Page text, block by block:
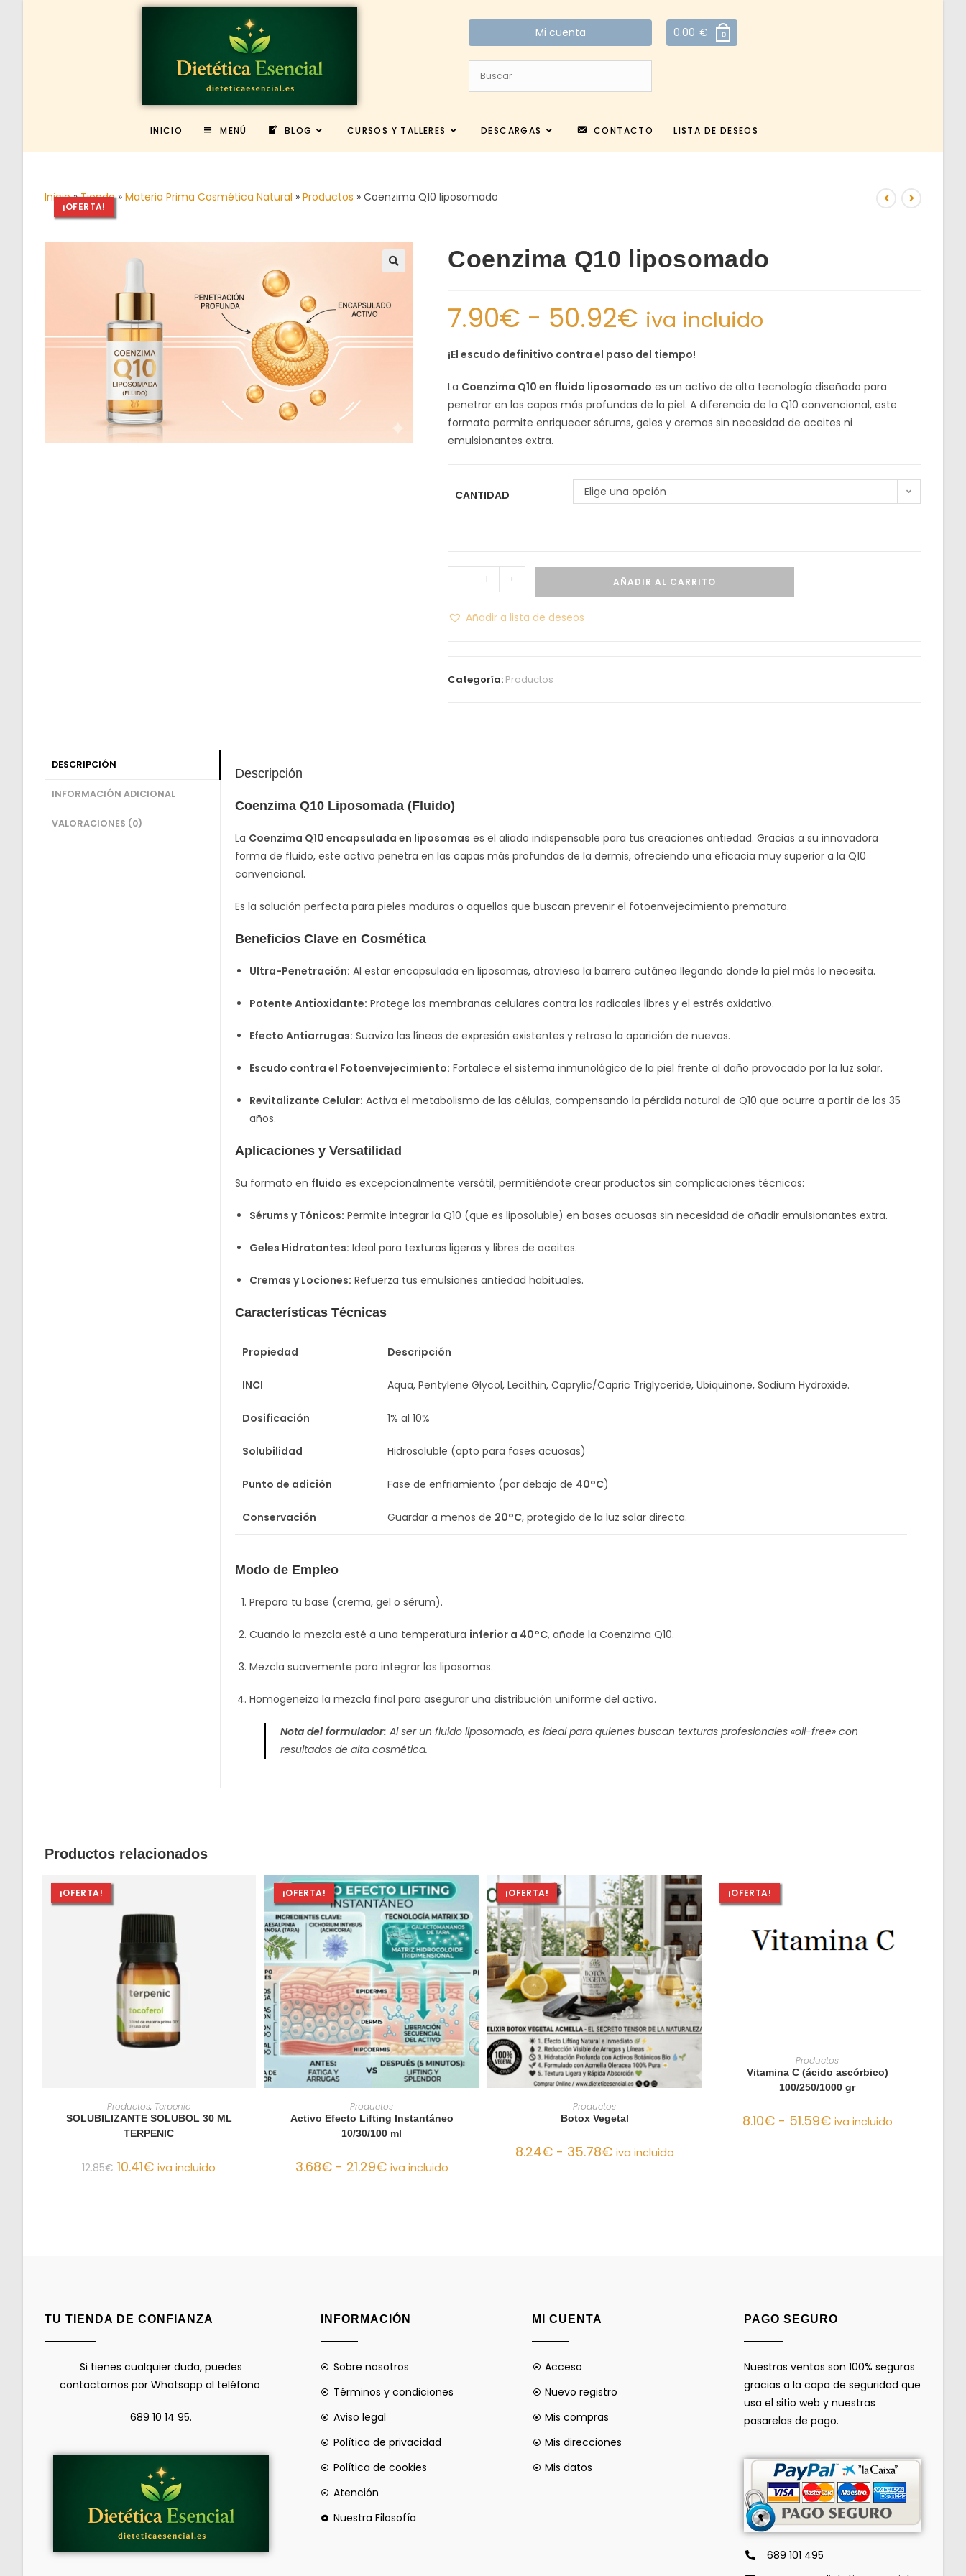
Mi cuenta 0.00 € 0
INICIO MENÚ BLOG CURSOS Y TALLERES DESCARGAS CONTACTO LISTA DE DESEOS
Inicio»Tienda» Materia Prima Cosmética Natural » Productos » Coenzima Q10 liposomado
¡OFERTA!
Coenzima Q10 liposomado
7.90€ - 50.92€ iva incluido
¡El escudo definitivo contra el paso del tiempo!
La Coenzima Q10 en fluido liposomado es un activo de alta tecnología diseñado para
penetrar en las capas más profundas de la piel. A diferencia de la Q10 convencional, este
formato permite enriquecer sérums, geles y cremas sin necesidad de aceites ni
emulsionantes extra.
CANTIDAD Elige una opción
- + AÑADIR AL CARRITO
Añadir a lista de deseos
Categoría: Productos
DESCRIPCIÓN
INFORMACIÓN ADICIONAL
VALORACIONES (0)
Descripción
Coenzima Q10 Liposomada (Fluido)
La Coenzima Q10 encapsulada en liposomas es el aliado indispensable para tus creaciones antiedad. Gracias a su innovadora
forma de fluido, este activo penetra en las capas más profundas de la dermis, ofreciendo una eficacia muy superior a la Q10
convencional.
Es la solución perfecta para pieles maduras o aquellas que buscan prevenir el fotoenvejecimiento prematuro.
Beneficios Clave en Cosmética
Ultra-Penetración: Al estar encapsulada en liposomas, atraviesa la barrera cutánea llegando donde la piel más lo necesita.
Potente Antioxidante: Protege las membranas celulares contra los radicales libres y el estrés oxidativo.
Efecto Antiarrugas: Suaviza las líneas de expresión existentes y retrasa la aparición de nuevas.
Escudo contra el Fotoenvejecimiento: Fortalece el sistema inmunológico de la piel frente al daño provocado por la luz solar.
Revitalizante Celular: Activa el metabolismo de las células, compensando la pérdida natural de Q10 que ocurre a partir de los 35
años.
Aplicaciones y Versatilidad
Su formato en fluido es excepcionalmente versátil, permitiéndote crear productos sin complicaciones técnicas:
Sérums y Tónicos: Permite integrar la Q10 (que es liposoluble) en bases acuosas sin necesidad de añadir emulsionantes extra.
Geles Hidratantes: Ideal para texturas ligeras y libres de aceites.
Cremas y Lociones: Refuerza tus emulsiones antiedad habituales.
Características Técnicas
Propiedad Descripción
INCI Aqua, Pentylene Glycol, Lecithin, Caprylic/Capric Triglyceride, Ubiquinone, Sodium Hydroxide.
Dosificación 1% al 10%
Solubilidad Hidrosoluble (apto para fases acuosas)
Punto de adición Fase de enfriamiento (por debajo de 40°C)
Conservación Guardar a menos de 20°C, protegido de la luz solar directa.
Modo de Empleo
Prepara tu base (crema, gel o sérum).
Cuando la mezcla esté a una temperatura inferior a 40°C, añade la Coenzima Q10.
Mezcla suavemente para integrar los liposomas.
Homogeneiza la mezcla final para asegurar una distribución uniforme del activo.
Nota del formulador: Al ser un fluido liposomado, es ideal para quienes buscan texturas profesionales «oil-free» con
resultados de alta cosmética.
Productos relacionados
¡OFERTA!
AÑADIR AL CARRITO
Productos, Terpenic
SOLUBILIZANTE SOLUBOL 30 ML
TERPENIC
12.85€ 10.41€ iva incluido
¡OFERTA!
SELECCIONAR OPCIONES
Productos
Activo Efecto Lifting Instantáneo
10/30/100 ml
3.68€ - 21.29€ iva incluido
¡OFERTA!
SELECCIONAR OPCIONES
Productos
Botox Vegetal
8.24€ - 35.78€ iva incluido
¡OFERTA!
SELECCIONAR OPCIONES
Productos
Vitamina C (ácido ascórbico)
100/250/1000 gr
8.10€ - 51.59€ iva incluido
TU TIENDA DE CONFIANZA
Si tienes cualquier duda, puedes
contactarnos por Whatsapp al teléfono
689 10 14 95.
INFORMACIÓN
Sobre nosotros
Términos y condiciones
Aviso legal
Política de privacidad
Política de cookies
Atención
Nuestra Filosofía
MI CUENTA
Acceso
Nuevo registro
Mis compras
Mis direcciones
Mis datos
PAGO SEGURO
Nuestras ventas son 100% seguras
gracias a la capa de seguridad que
usa el sitio web y nuestras
pasarelas de pago.
689 101 495